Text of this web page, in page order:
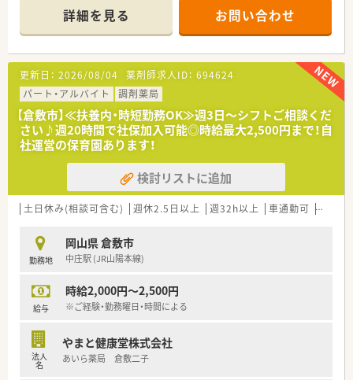
す。
■最寄り駅の「近鉄奈良駅」「JR奈良駅」から少し距離がございま
すので、職員駐車場も完備しており、マイカー通勤も可能です。
■お車通勤が難しい方でも「近鉄奈良駅」「JR奈良駅」より職員専
用のマイクロバスが運航しています。
■ベテランで気さくな女性の薬剤部長様を中心に業務を行って
おり、職場内の雰囲気も◎です。
■院内には職員用の食堂もございますので、リーズナブルな価格
で昼食も取っていただけます。
＜福利厚生充実＞
■産休育休の取得は勿論、子育てにも理解のある職場環境です。
■24時間対応可能な院内保育もございますので、子育てとお仕
事の両立も可能です。
詳細を見る お問い合わせ
更新日： 2026/08/04 薬剤師求人ID： 694624
パート・アルバイト
調剤薬局
【倉敷市】≪扶養内・時短勤務OK≫週3日～シフトご相談くだ
さい♪週20時間で社保加入可能◎時給最大2,500円まで！自
社運営の保育園あります！
検討リストに追加
土日休み(相談可含む) 週休2.5日以上 週32h以上 車通勤可 高時
勤務地
岡山県 倉敷市
中庄駅 (JR山陽本線)
給与
時給2,000円～2,500円
※ご経験・勤務曜日・時間による
法人
名
やまと健康堂株式会社
あいら薬局 倉敷二子